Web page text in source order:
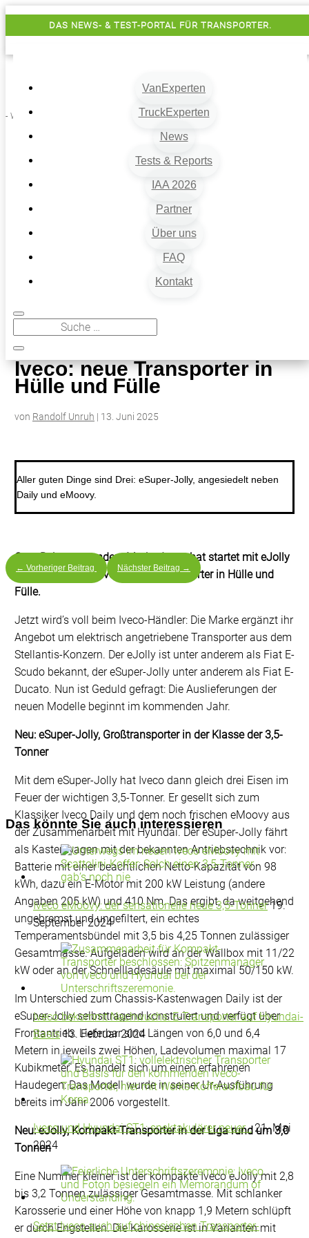
DAS NEWS- & TEST-PORTAL FÜR TRANSPORTER.
VanExperten
TruckExperten
News
Tests & Reports
IAA 2026
Partner
Über uns
FAQ
Kontakt
- Werbung -
9
Iveco: neue Transporter in Hülle und Fülle
Iveco: neue Transporter in
Hülle und Fülle
von Randolf Unruh | 13. Juni 2025
Aller guten Dinge sind Drei: eSuper-Jolly, angesiedelt neben
Daily und eMoovy.
Gute Bekannte, andere Marke: Iveco hat startet mit eJolly
und eSuper-Jolly. Iveco: neue Transporter in Hülle und
Fülle.
Jetzt wird’s voll beim Iveco-Händler: Die Marke ergänzt ihr
Angebot um elektrisch angetriebene Transporter aus dem
Stellantis-Konzern. Der eJolly ist unter anderem als Fiat E-
Scudo bekannt, der eSuper-Jolly unter anderem als Fiat E-
Ducato. Nun ist Geduld gefragt: Die Auslieferungen der
neuen Modelle beginnt im kommenden Jahr.
Neu: eSuper-Jolly, Großtransporter in der Klasse der 3,5-
Tonner
Mit dem eSuper-Jolly hat Iveco dann gleich drei Eisen im
Feuer der wichtigen 3,5-Tonner. Er gesellt sich zum
Klassiker Iveco Daily und dem noch frischen eMoovy aus
der Zusammenarbeit mit Hyundai. Der eSuper-Jolly fährt
als Kastenwagen mit der bekannten Antriebstechnik vor:
Batterie mit einer beachtlichen Netto-Kapazität von 98
kWh, dazu ein E-Motor mit 200 kW Leistung (andere
Angaben 205 kW) und 410 Nm. Das ergibt, da weitgehend
ungebremst und ungefiltert, ein echtes
Temperamentsbündel mit 3,5 bis 4,25 Tonnen zulässiger
Gesamtmasse. Aufgeladen wird an der Wallbox mit 11/22
kW oder an der Schnellladesäule mit maximal 50/150 kW.
Im Unterschied zum Chassis-Kastenwagen Daily ist der
eSuper-Jolly selbsttragend konstruiert und verfügt über
Frontantrieb. Lieferbar sind Längen von 6,0 und 6,4
Metern in jeweils zwei Höhen, Ladevolumen maximal 17
Kubikmeter. Es handelt sich um einen erfahrenen
Haudegen: Das Modell wurde in seiner Ur-Ausführung
bereits im Jahr 2006 vorgestellt.
Neu: eJolly, Kompakt-Transporter in der Liga rund um 3,0
Tonnen
Eine Nummer kleiner ist der kompakte Iveco eJolly mit 2,8
bis 3,2 Tonnen zulässiger Gesamtmasse. Mit schlanker
Karosserie und einer Höhe von knapp 1,9 Metern schlüpft
er durch Engstellen. Die Karosserie ist in Varianten mit
← Vorheriger Beitrag Nächster Beitrag →
Das könnte Sie auch interessieren
Iveco eMoovy: der sensationelle neue 3,5-Tonner19.
September 2024
Iveco bekommt Nachwuchs: E-Transporter auf Hyundai-
Basis13. Februar 2024
Iveco und Hyundai ST1: spektakulärer neuer…21. Mai
2024
Setzt Iveco auch auf chinesischen Transporter-